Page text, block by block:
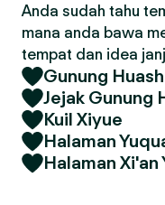
Anda sudah tahu
mana anda bawa
tempat dan idea
Gunung
Jejak Gunung
Kuil Xiyue
Halaman
Halaman Xi'an